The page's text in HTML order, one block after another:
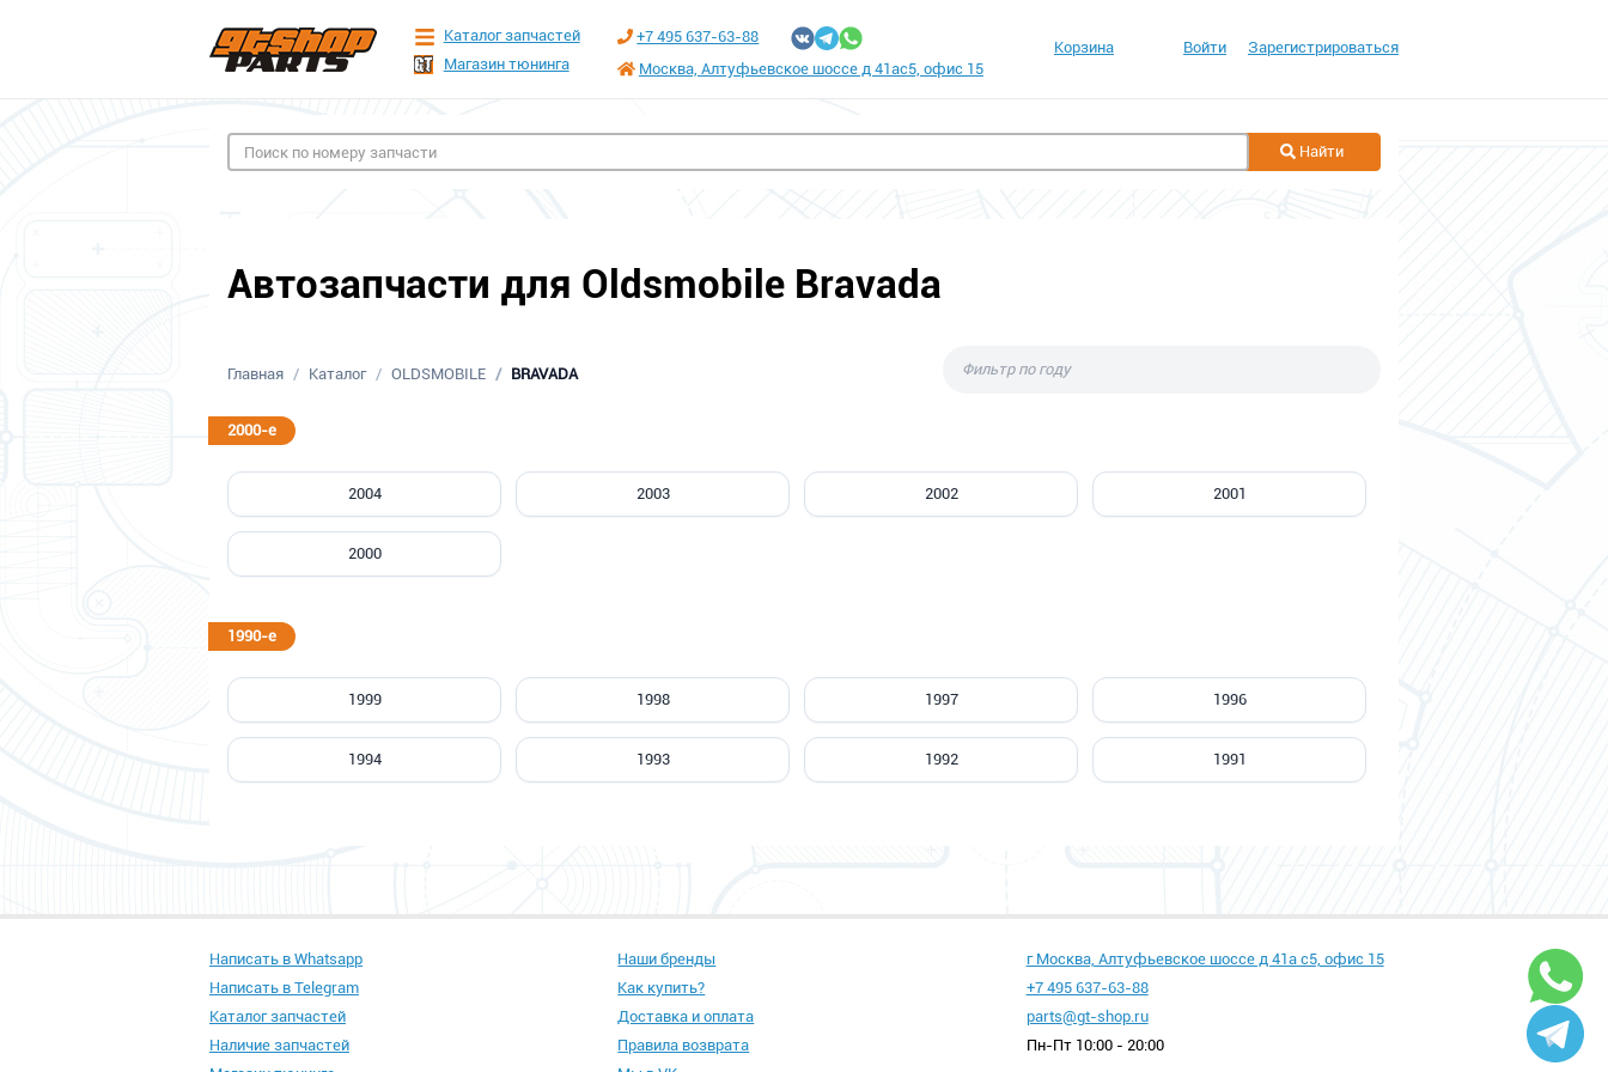
Каталог запчастей
Магазин тюнинга
+7 495 637-63-88
Москва, Алтуфьевское шоссе д 41ас5, офис 15
Корзина Войти Зарегистрироваться
Найти
Автозапчасти для Oldsmobile Bravada
Главная Каталог OLDSMOBILE BRAVADA
2000-е
2004 2003 2002 2001
2000
1990-е
1999 1998 1997 1996
1994 1993 1992 1991
Написать в Whatsapp
Написать в Telegram
Каталог запчастей
Наличие запчастей
Наши бренды
Как купить?
Доставка и оплата
Правила возврата
г Москва, Алтуфьевское шоссе д 41а с5, офис 15
+7 495 637-63-88
parts@gt-shop.ru
Пн-Пт 10:00 - 20:00